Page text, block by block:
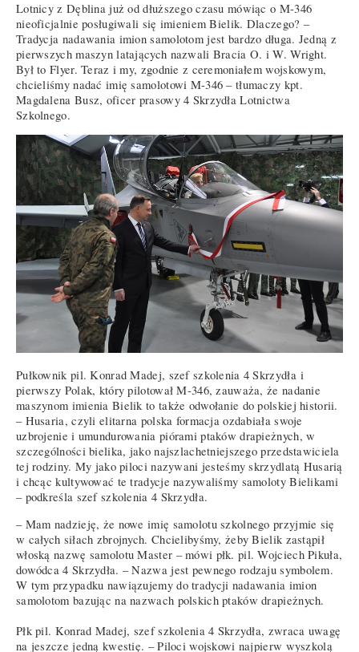
Lotnicy z Dęblina już od dłuższego czasu mówiąc o M-346
nieoficjalnie posługiwali się imieniem Bielik. Dlaczego? –
Tradycja nadawania imion samolotom jest bardzo długa. Jedną z
pierwszych maszyn latających nazwali Bracia O. i W. Wright.
Był to Flyer. Teraz i my, zgodnie z ceremoniałem wojskowym,
chcieliśmy nadać imię samolotowi M-346 – tłumaczy kpt.
Magdalena Busz, oficer prasowy 4 Skrzydła Lotnictwa
Szkolnego.
Pułkownik pil. Konrad Madej, szef szkolenia 4 Skrzydła i
pierwszy Polak, który pilotował M-346, zauważa, że nadanie
maszynom imienia Bielik to także odwołanie do polskiej historii.
– Husaria, czyli elitarna polska formacja ozdabiała swoje
uzbrojenie i umundurowania piórami ptaków drapieżnych, w
szczególności bielika, jako najszlachetniejszego przedstawiciela
tej rodziny. My jako piloci nazywani jesteśmy skrzydlatą Husarią
i chcąc kultywować te tradycje nazywaliśmy samoloty Bielikami
– podkreśla szef szkolenia 4 Skrzydła.
– Mam nadzieję, że nowe imię samolotu szkolnego przyjmie się
w całych siłach zbrojnych. Chcielibyśmy, żeby Bielik zastąpił
włoską nazwę samolotu Master – mówi płk. pil. Wojciech Pikuła,
dowódca 4 Skrzydła. – Nazwa jest pewnego rodzaju symbolem.
W tym przypadku nawiązujemy do tradycji nadawania imion
samolotom bazując na nazwach polskich ptaków drapieżnych.
Płk pil. Konrad Madej, szef szkolenia 4 Skrzydła, zwraca uwagę
na jeszcze jedną kwestię. – Piloci wojskowi najpierw wyszkolą